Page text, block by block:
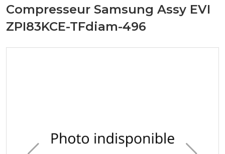
Compresseur Samsung Assy EVI
ZPI83KCE-TFdiam-496